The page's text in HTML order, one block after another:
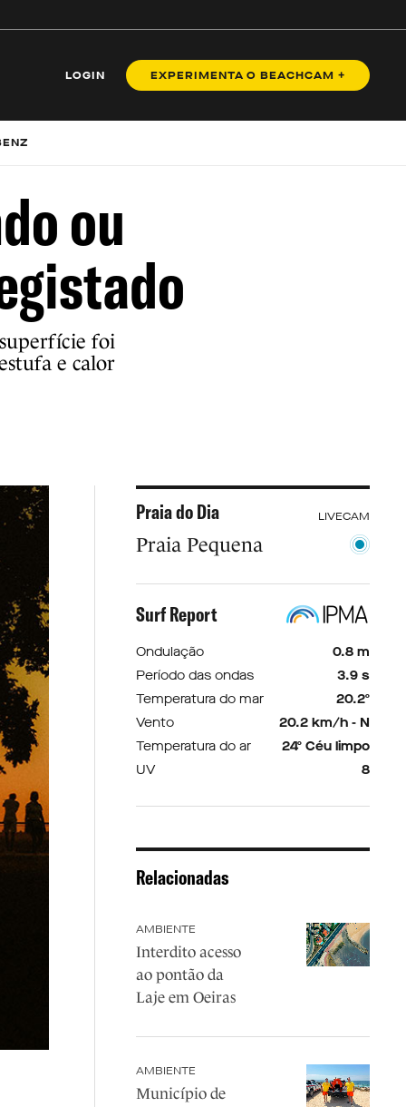
LOGIN EXPERIMENTA O BEACHCAM +
ou
foi
e calor
Praia do Dia LIVECAM
Praia Pequena
Surf Report
Ondulação
0.8 m
Período das ondas
3.9 s
Temperatura do mar
20.2º
Vento
20.2 km/h - N
Temperatura do ar
24º Céu limpo
UV
8
Relacionadas
AMBIENTE
Interdito acesso
ao pontão da
Laje em Oeiras
AMBIENTE
Município de